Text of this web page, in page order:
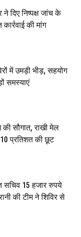
ने दिए निष्पक्ष जांच के
की मांग
में उमड़ी भीड़, सहयोग
समस्याएं
की सौगात, राखी मेल
10 प्रतिशत की छूट
सचिव 15 हजार रुपये
की टीम ने शिविर से